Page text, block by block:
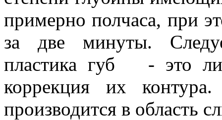
примерно полчаса, при
за две минуты.
пластика губ - это
коррекция их
производится в область